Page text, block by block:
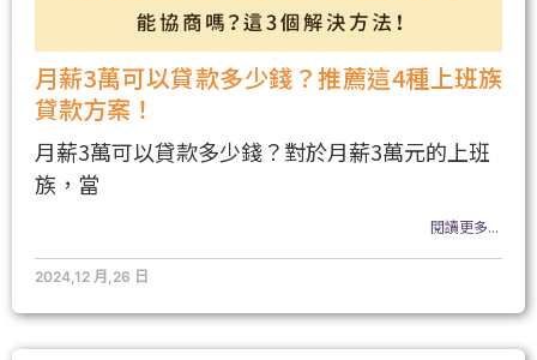
月薪3萬可以貸款多少錢？推薦這4種上班族
貸款方案！
月薪3萬可以貸款多少錢？對於月薪3萬元的上班
族，當
閱讀更多...
2024,12 月,26 日